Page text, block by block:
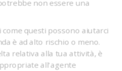
non essere una
questi possono aiutarci
è ad alto rischio o meno.
relativa alla tua attività, è
all'agente